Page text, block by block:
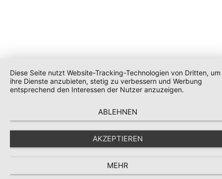
Diese Seite nutzt Website-Tracking-Technologien von Dritten, um
ihre Dienste anzubieten, stetig zu verbessern und Werbung
entsprechend den Interessen der Nutzer anzuzeigen.
ABLEHNEN
AKZEPTIEREN
MEHR